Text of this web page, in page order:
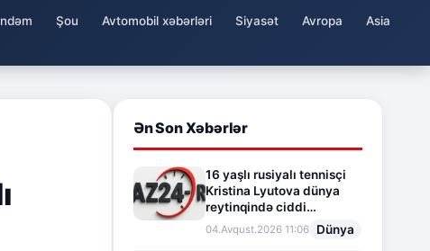
Şou Avtomobil xəbərləri Siyasət Avropa
Asia
Ən Son Xəbərlər
16 yaşlı rusiyalı tennisçi
Kristina Lyutova dünya
reytinqində ciddi
irəliləyişə imza atdı
04.Avqust.2026 11:06 Dünya